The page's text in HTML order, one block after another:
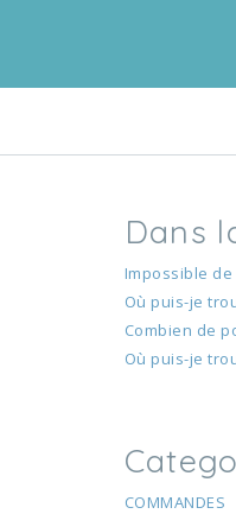
Dans
Impossible
Où puis-je
Combien de
Où puis-je
COMMANDES